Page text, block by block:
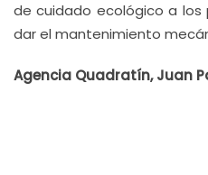
de cuidado ecológico a los
dar el mantenimiento
Agencia Quadratín, Juan